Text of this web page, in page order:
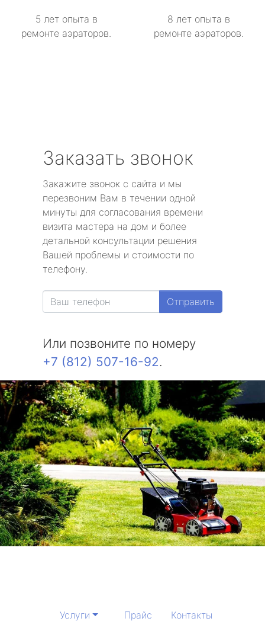
5 лет опыта в
ремонте аэраторов.
8 лет опыта в
ремонте аэраторов.
Заказать звонок
Закажите звонок с сайта и мы
перезвоним Вам в течении одной
минуты для согласования времени
визита мастера на дом и более
детальной консультации решения
Вашей проблемы и стоимости по
телефону.
Отправить
Или позвоните по номеру
+7 (812) 507-16-92.
Услуги Прайс Контакты